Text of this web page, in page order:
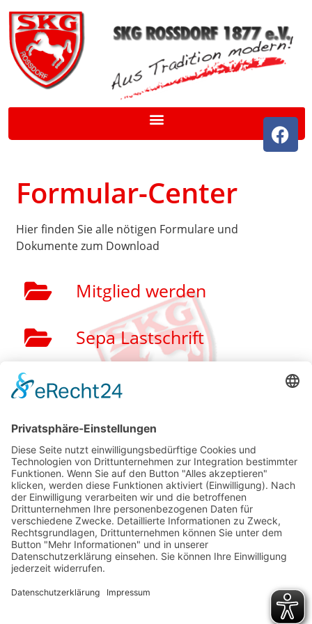
Formular-Center
Hier finden Sie alle nötigen Formulare und
Dokumente zum Download
Mitglied werden
Sepa Lastschrift
Vereinssatzung
Spenden
Unfall Meldung
Datenschutzerklärung
Datenschutzerklärung